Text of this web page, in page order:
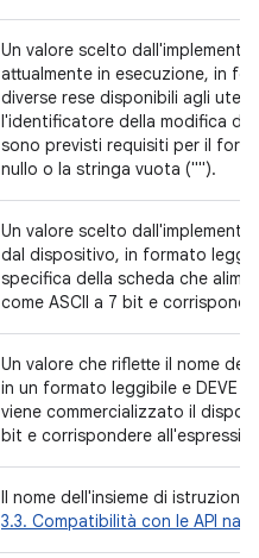
Un valore scelto
attualmente in esecuzione, in
diverse rese disponibili agli
l'identificatore della modifica
sono previsti requisiti per il
nullo o la stringa vuota ("").
Un valore scelto
dal dispositivo, in formato
specifica della scheda che
come ASCII a 7 bit e
Un valore che riflette il nome
in un formato leggibile e DEVE
viene commercializzato il
bit e corrispondere
Il nome dell'insieme di istruzioni
3.3. Compatibilità con le API